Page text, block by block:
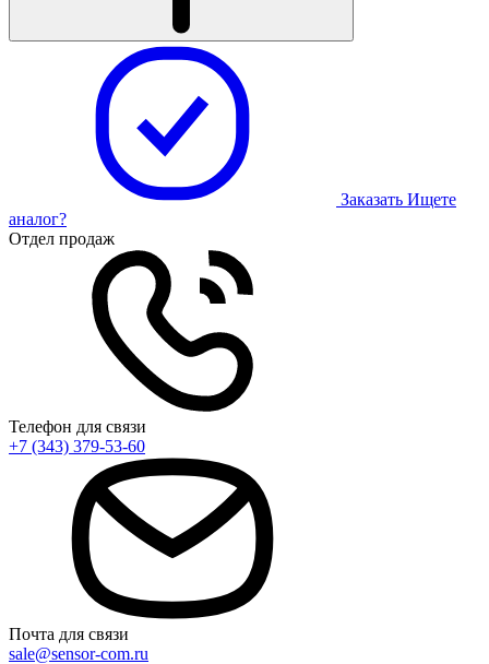
Заказать Ищете
аналог?
Отдел продаж
Телефон для связи
+7 (343) 379-53-60
Почта для связи
sale@sensor-com.ru